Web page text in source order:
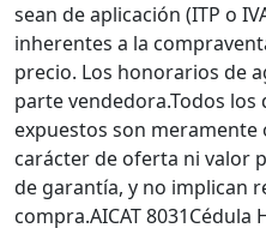
sean de aplicación (ITP o
inherentes a la
precio. Los honorarios de
parte vendedora.Todos
expuestos son
carácter de oferta ni valor
de garantía, y no implican
compra.AICAT 8031Cédula